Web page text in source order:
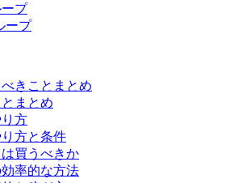
プ
ープ
きことまとめ
まとめ
方
方と条件
買うべきか
率的な方法